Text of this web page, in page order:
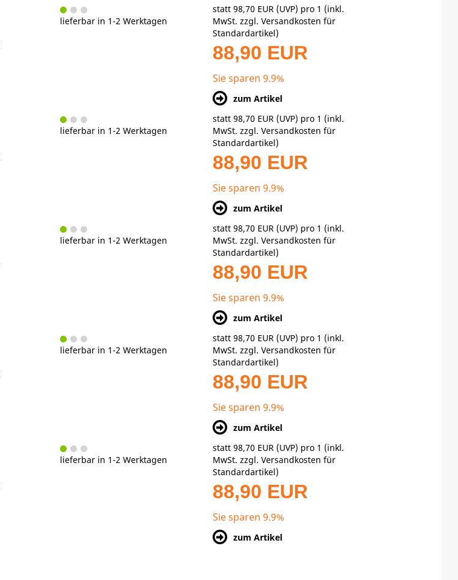
lieferbar in 1-2 Werktagen
statt98,70 EUR (UVP) pro 1 (inkl.
MwSt. zzgl.Versandkosten für
Standardartikel)
88,90 EUR
Sie sparen 9.9%
zum Artikel
lieferbar in 1-2 Werktagen
statt98,70 EUR (UVP) pro 1 (inkl.
MwSt. zzgl.Versandkosten für
Standardartikel)
88,90 EUR
Sie sparen 9.9%
zum Artikel
lieferbar in 1-2 Werktagen
statt98,70 EUR (UVP) pro 1 (inkl.
MwSt. zzgl.Versandkosten für
Standardartikel)
88,90 EUR
Sie sparen 9.9%
zum Artikel
lieferbar in 1-2 Werktagen
statt98,70 EUR (UVP) pro 1 (inkl.
MwSt. zzgl.Versandkosten für
Standardartikel)
88,90 EUR
Sie sparen 9.9%
zum Artikel
lieferbar in 1-2 Werktagen
statt98,70 EUR (UVP) pro 1 (inkl.
MwSt. zzgl.Versandkosten für
Standardartikel)
88,90 EUR
Sie sparen 9.9%
zum Artikel